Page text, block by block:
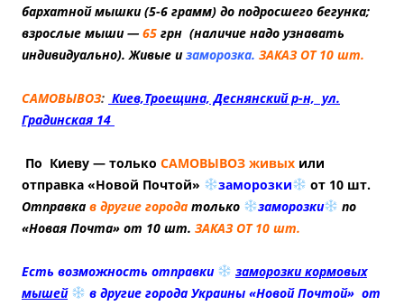
бархатной мышки (5-6 грамм) до подросшего бегунка;
взрослые мыши — 65 грн (наличие надо узнавать
индивидуально). Живые изаморозка. ЗАКАЗ ОТ 10 шт.
САМОВЫВОЗ: Киев,Троещина, Деснянский р-н, ул.
Градинская 14
По Киеву — только САМОВЫВОЗ живых или
отправка «Новой Почтой»
заморозки
от 10 шт.
Отправка в другие города только заморозки
по
«Новая Почта» от 10 шт. ЗАКАЗ ОТ 10 шт.
Есть возможность отправки
заморозки кормовых
мышей
в другие города Украины «Новой Почтой» от